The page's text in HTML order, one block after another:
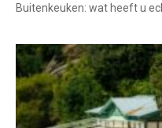
Buitenkeuken: wat heeft u